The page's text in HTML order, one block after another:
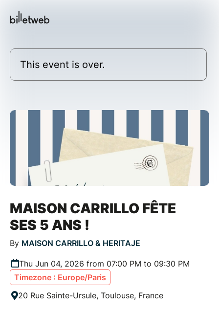
This event is over.
MAISON CARRILLO FÊTE
SES 5 ANS !
By MAISON CARRILLO & HERITAJE
Thu Jun 04, 2026 from 07:00 PM to 09:30 PM
Timezone : Europe/Paris
20 Rue Sainte-Ursule, Toulouse, France